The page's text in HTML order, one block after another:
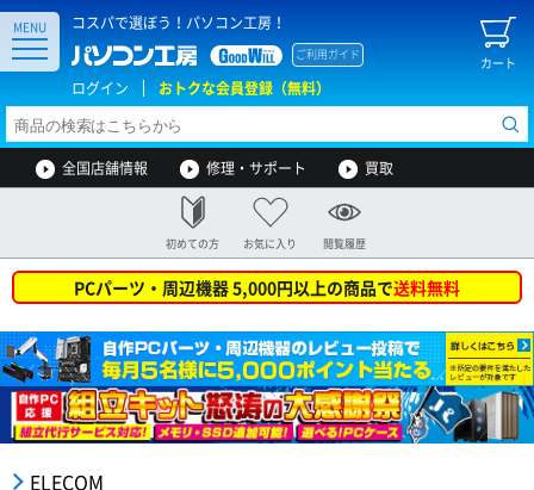
コスパで選ぼう！パソコン工房！
カート
ご利用ガイド
ログイン おトクな会員登録（無料）
MENU
全国店舗情報 修理・サポート 買取
初めての方 お気に入り 閲覧履歴
PCパーツ・周辺機器 5,000円以上の商品で送料無料
ELECOM